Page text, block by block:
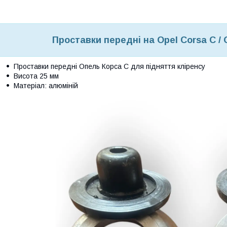
Проставки передні на Opel Corsa C /
Проставки передні Опель Корса С для підняття кліренсу
Висота 25 мм
Матеріал: алюміній